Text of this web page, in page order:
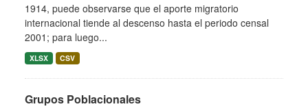
1914, puede observarse que el aporte migratorio
internacional tiende al descenso hasta el periodo censal
2001; para luego...
XLSX CSV
Grupos Poblacionales